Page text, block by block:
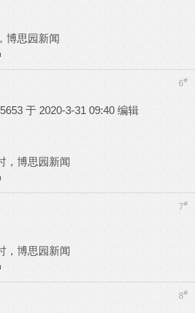
博思园新闻
6#
于 2020-3-31 09:40 编辑
，博思园新闻
7#
，博思园新闻
8#